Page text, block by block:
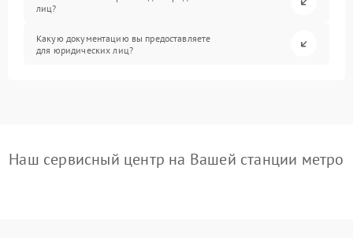
лиц?
Какую документацию вы предоставляете
для юридических лиц?
Наш сервисный центр на Вашей станции метро